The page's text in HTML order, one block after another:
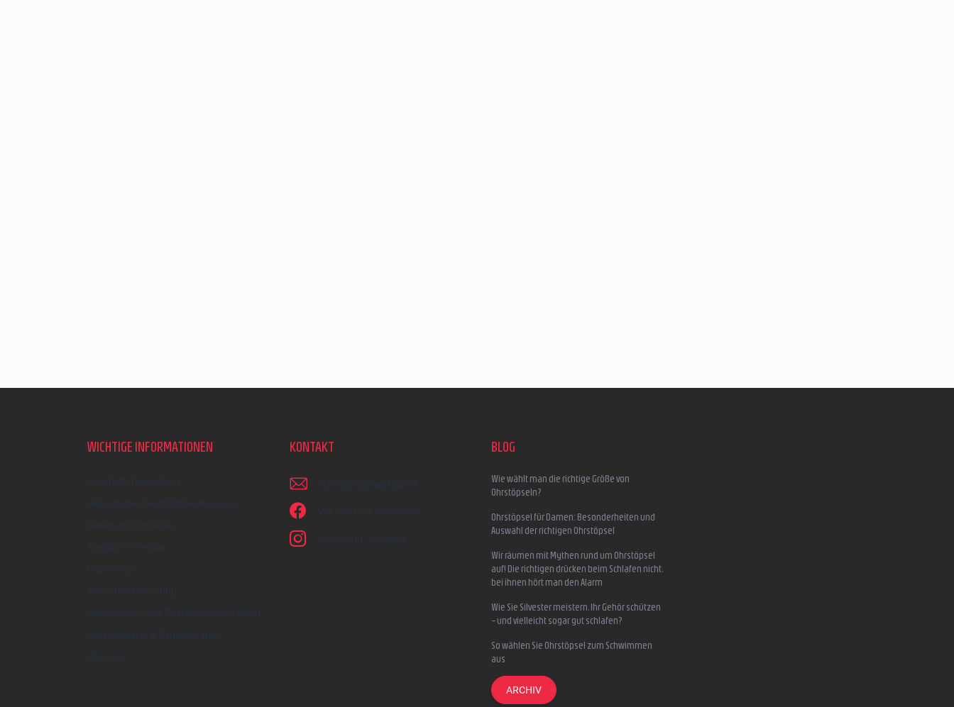
WICHTIGE INFORMATIONEN
Geschäftsbewertung
Allgemeine Geschäftsbedingungen
Datenschutzhinweis
Kontakt-Formular
Impressum
Widerrufsbelehrung
Reklamation und Beschwerdeverfahren
Versandarten & Zahlungsarten
Über uns
KONTAKT
schreiben @ earplugs.at
Wir sind auf Facebook!
earmazing_earplugs
BLOG
Wie wählt man die richtige Größe von
Ohrstöpseln?
Ohrstöpsel für Damen: Besonderheiten und
Auswahl der richtigen Ohrstöpsel
Wir räumen mit Mythen rund um Ohrstöpsel
auf! Die richtigen drücken beim Schlafen nicht,
bei ihnen hört man den Alarm
Wie Sie Silvester meistern, Ihr Gehör schützen
– und vielleicht sogar gut schlafen?
So wählen Sie Ohrstöpsel zum Schwimmen
aus
ARCHIV